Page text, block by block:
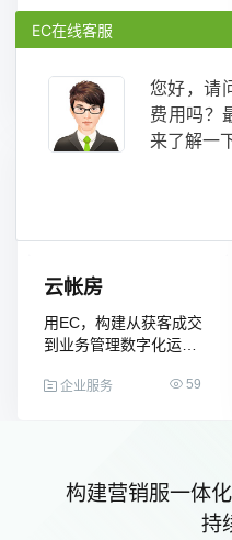
用EC，与时俱进地跟进
与开发客户，效率提高
企业服务 87
云帐房
用EC，构建从获客成交
到业务管理数字化运营
企业用户
企业服务 59
构建营销服一体
持
EC在线客服
您好，请
费用吗？
来了解一